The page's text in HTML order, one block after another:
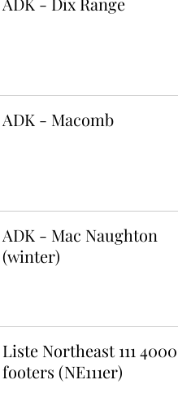
ADK - Macomb
ADK - Mac Naughton
(winter)
Liste Northeast 111 4000
footers (NE111er)